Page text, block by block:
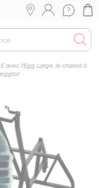
avec l'Egg Large, le chariot à